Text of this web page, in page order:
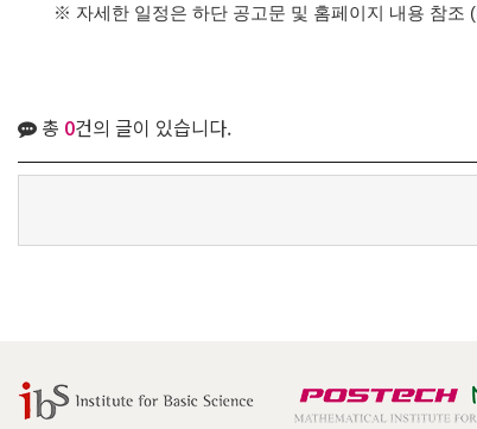
※ 자세한 일정은 하단 공고문 및 홈페이지 내용 참조 (
총 0건의 글이 있습니다.